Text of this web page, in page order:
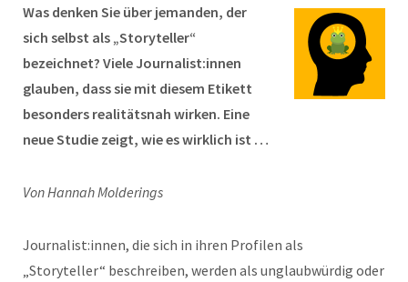
Was denken Sie über jemanden, der
sich selbst als „Storyteller“
bezeichnet? Viele Journalist:innen
glauben, dass sie mit diesem Etikett
besonders realitätsnah wirken. Eine
neue Studie zeigt, wie es wirklich ist …
Von Hannah Molderings
Journalist:innen, die sich in ihren Profilen als
„Storyteller“ beschreiben, werden als unglaubwürdig oder